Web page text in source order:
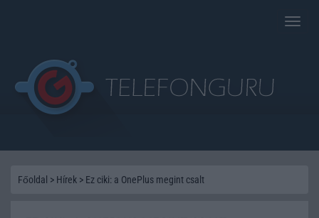
Toggle
Főoldal > Hírek > Ez ciki: a OnePlus megint csalt